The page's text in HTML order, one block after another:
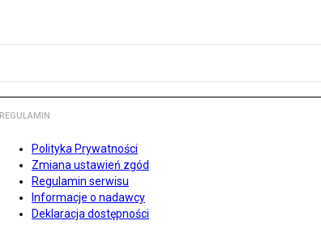
REGULAMIN
Polityka Prywatności
Zmiana ustawień zgód
Regulamin serwisu
Informacje o nadawcy
Deklaracja dostępności